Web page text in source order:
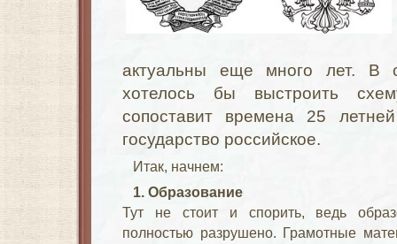
актуальны еще много лет. В
хотелось бы выстроить
сопоставит времена 25
государство российское.
Итак, начнем:
1. Образование
Тут не стоит и спорить, ведь
полностью разрушено. Грамотные